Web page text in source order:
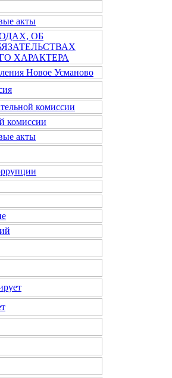
акты
ОБ
ХАРАКТЕРА
Новое Усманово
комиссии
комиссии
акты